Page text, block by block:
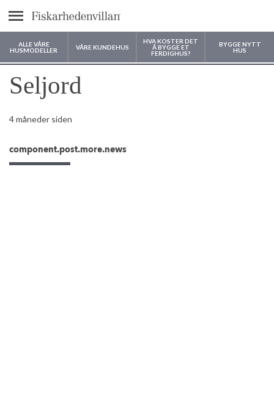
text.menu
ALLE VÅRE
HUSMODELLER
VÅRE KUNDEHUS
HVA KOSTER DET
Å BYGGE ET
FERDIGHUS?
BYGGE NYTT
HUS
Hvor vil du bygge huset ditt?
Seljord
4 måneder siden
component.post.more.news